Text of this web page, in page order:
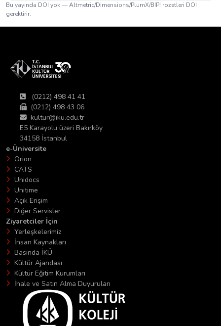
Bu yayında DOI yok — Altmetric/Dimensions/PlumX/BIP! rozetleri DOI
gerektirir.
(0212) 498 41 41
(0212) 498 43 06
kultur@iku.edu.tr
E5 Karayolu üzeri Bakırköy
34158 İstanbul
e-Üniversite
Orion
CATS
Unidocs
Unitime
Açık Erişim
Diğer Servisler
Ziyaretciler İçin
Yerleşkelerimiz
İnsan Kaynakları
Basında İKÜ
Kültür Ajandası
Kültür Eğitim Kurumları
İhale ve Satın Alma Duyuruları